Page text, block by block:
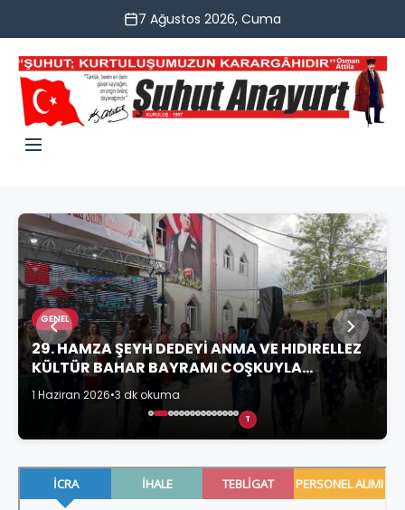
7 Ağustos 2026, Cuma
GENEL
29. HAMZA ŞEYH DEDEYİ ANMA VE HIDIRELLEZ
KÜLTÜR BAHAR BAYRAMI COŞKUYLA
KUTLANDI
1 Haziran 2026•3 dk okuma
T